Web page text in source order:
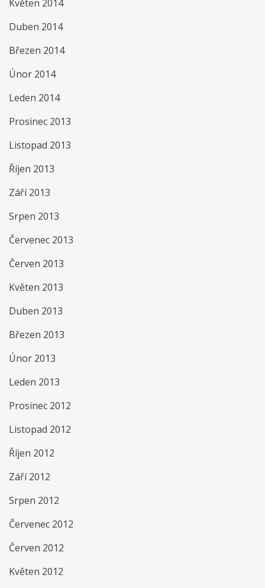
Květen 2014
Duben 2014
Březen 2014
Únor 2014
Leden 2014
Prosinec 2013
Listopad 2013
Říjen 2013
Září 2013
Srpen 2013
Červenec 2013
Červen 2013
Květen 2013
Duben 2013
Březen 2013
Únor 2013
Leden 2013
Prosinec 2012
Listopad 2012
Říjen 2012
Září 2012
Srpen 2012
Červenec 2012
Červen 2012
Květen 2012